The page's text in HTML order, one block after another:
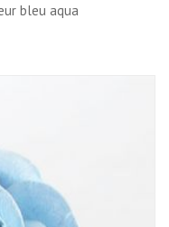
bleu aqua